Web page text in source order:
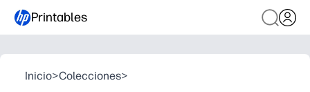
Printables
Inicio>Colecciones>